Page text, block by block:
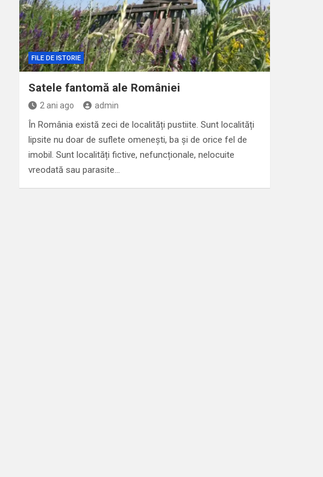
FILE DE ISTORIE
Satele fantomă ale României
2 ani ago admin
În România există zeci de localități pustiite. Sunt localități
lipsite nu doar de suflete omenești, ba și de orice fel de
imobil. Sunt localități fictive, nefuncționale, nelocuite
vreodată sau parasite…